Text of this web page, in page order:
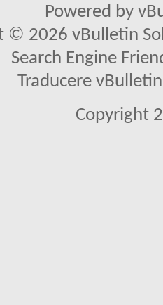
Powered by
© 2026 vBulletin
Search Engine
Traducere
Copyright